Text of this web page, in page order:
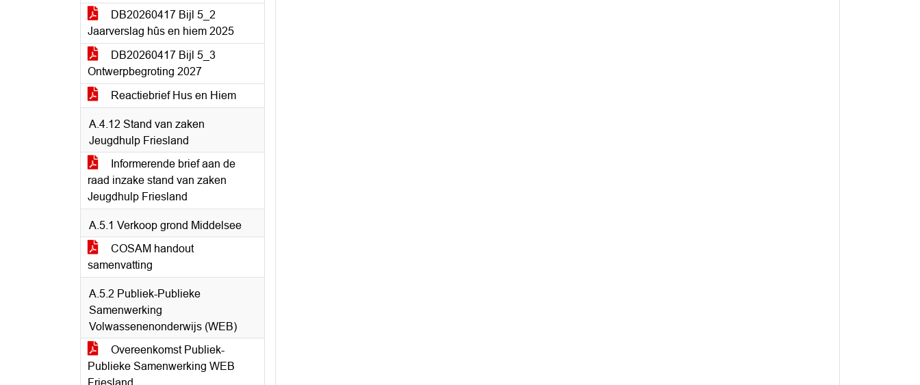
DB20260417 Bijl 5_2
Jaarverslag hûs en hiem 2025
DB20260417 Bijl 5_3
Ontwerpbegroting 2027
Reactiebrief Hus en Hiem
A.4.12 Stand van zaken
Jeugdhulp Friesland
Informerende brief aan de
raad inzake stand van zaken
Jeugdhulp Friesland
A.5.1 Verkoop grond Middelsee
COSAM handout
samenvatting
A.5.2 Publiek-Publieke
Samenwerking
Volwassenenonderwijs (WEB)
Overeenkomst Publiek-
Publieke Samenwerking WEB
Friesland